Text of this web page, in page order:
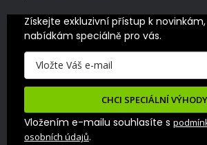
Získejte exkluzivní přístup k
nabídkám speciálně pro vás.
CHCI SPECIÁLNÍ VÝHODY
Vložením e-mailu souhlasíte s
osobních údajů.